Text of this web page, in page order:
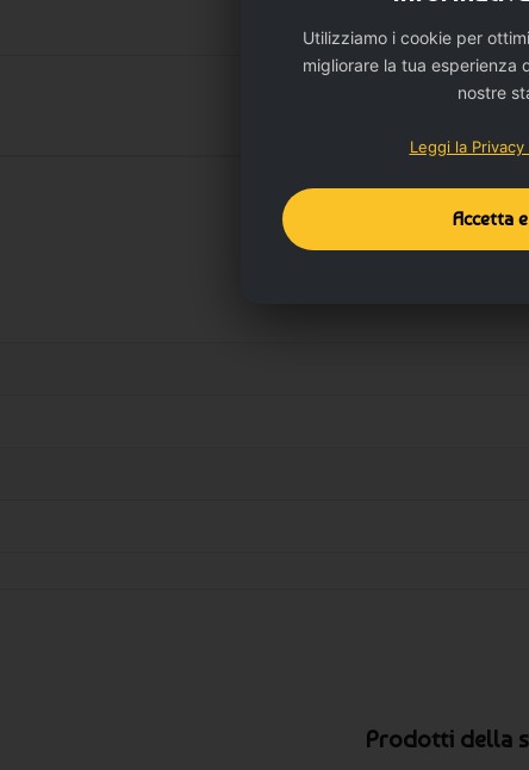
Prodotti della
Utilizziamo i cookie per
migliorare la tua esperienza
nostre
Leggi la
Accetta